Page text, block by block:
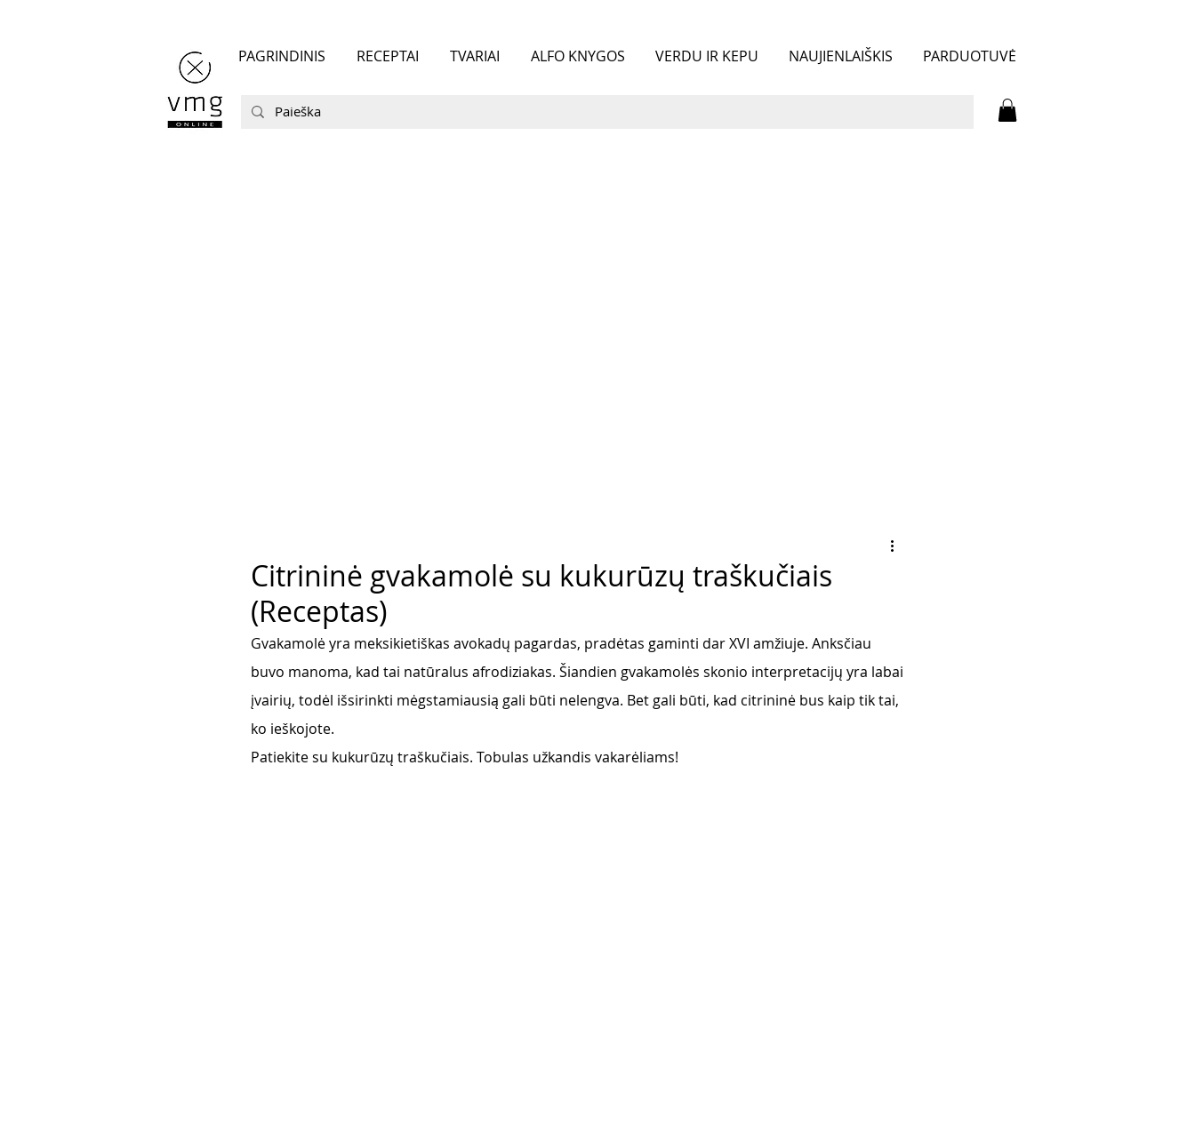
PAGRINDINIS RECEPTAI TVARIAI ALFO KNYGOS VERDU IR KEPU NAUJIENLAIŠKIS PARDUOTUVĖ
Citrininė gvakamolė su kukurūzų traškučiais
(Receptas)
Gvakamolė yra meksikietiškas avokadų pagardas, pradėtas gaminti dar XVI amžiuje. Anksčiau
buvo manoma, kad tai natūralus afrodiziakas. Šiandien gvakamolės skonio interpretacijų yra labai
įvairių, todėl išsirinkti mėgstamiausią gali būti nelengva. Bet gali būti, kad citrininė bus kaip tik tai,
ko ieškojote.
Patiekite su kukurūzų traškučiais. Tobulas užkandis vakarėliams!